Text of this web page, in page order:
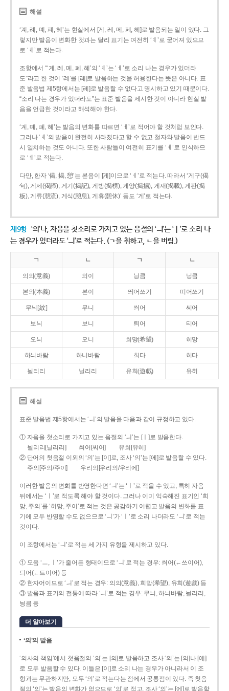
해설
‘계, 례, 몌, 폐, 혜’는 현실에서 [게, 레, 메, 페, 헤]로 발음되는 일이 있다. 그
렇지만 발음이 변화한 것과는 달리 표기는 여전히 ‘ㅖ’로 굳어져 있으므
로 ‘ㅖ’로 적는다.
조항에서 “‘계, 례, 몌, 폐, 혜’의 ‘ㅖ’는 ‘ㅔ’로 소리 나는 경우가 있더라
도”라고 한 것이 ‘례’를 [레]로 발음하는 것을 허용한다는 뜻은 아니다. 표
준 발음법 제5항에서는 [레]로 발음할 수 없다고 명시하고 있기 때문이다.
“소리 나는 경우가 있더라도”는 표준 발음을 제시한 것이 아니라 현실 발
음을 언급한 것이라고 해석해야 한다.
‘계, 몌, 폐, 혜’는 발음의 변화를 따르면 ‘ㅔ’로 적어야 할 것처럼 보인다.
그러나 ‘ㅖ’의 발음이 완전히 사라졌다고 할 수 없고 철자와 발음이 반드
시 일치하는 것도 아니다. 또한 사람들이 여전히 표기를 ‘ㅖ’로 인식하므
로 ‘ㅖ’로 적는다.
다만, 한자 ‘偈, 揭, 憩’는 본음이 [게]이므로 ‘ㅔ’로 적는다. 따라서 ‘게구(偈
句), 게제(偈諦), 게기(揭記), 게방(揭榜), 게양(揭揚), 게재(揭載), 게판(揭
板), 게류(憩流), 게식(憩息), 게휴(憩休)’ 등도 ‘게’로 적는다.
제9항 ‘의’나, 자음을 첫소리로 가지고 있는 음절의 ‘ㅢ’는 ‘ㅣ’로 소리 나
는 경우가 있더라도 ‘ㅢ’로 적는다. (ㄱ을 취하고, ㄴ을 버림.)
ㄱ ㄴ ㄱ ㄴ
의의(意義) 의이 닁큼 닝큼
본의(本義) 본이 띄어쓰기 띠어쓰기
무늬[紋] 무니 씌어 씨어
보늬 보니 틔어 티어
오늬 오니 희망(希望) 히망
하늬바람 하니바람 희다 히다
늴리리 닐리리 유희(遊戱) 유히
해설
표준 발음법 제5항에서는 ‘ㅢ’의 발음을 다음과 같이 규정하고 있다.
① 자음을 첫소리로 가지고 있는 음절의 ‘ㅢ’는 [ㅣ]로 발음한다.
늴리리[닐리리]
씌어[씨어]
유희[유히]
② 단어의 첫음절 이외의 ‘의’는 [이]로, 조사 ‘의’는 [에]로 발음할 수 있다.
주의[주의/주이]
우리의[우리의/우리에]
이러한 발음의 변화를 반영한다면 ‘ㅢ’는 ‘ㅣ’로 적을 수 있고, 특히 자음
뒤에서는 ‘ㅣ’로 적도록 해야 할 것이다. 그러나 이미 익숙해진 표기인 ‘희
망, 주의’를 ‘히망, 주이’로 적는 것은 공감하기 어렵고 발음의 변화를 표
기에 모두 반영할 수도 없으므로 ‘ㅢ’가 ‘ㅣ’로 소리 나더라도 ‘ㅢ’로 적는
것이다.
이 조항에서는 ‘ㅢ’로 적는 세 가지 유형을 제시하고 있다.
① 모음 ‘ㅡ, ㅣ’가 줄어든 형태이므로 ‘ㅢ’로 적는 경우: 씌어(←쓰이어),
틔어(←트이어) 등
② 한자어이므로 ‘ㅢ’로 적는 경우: 의의(意義), 희망(希望), 유희(遊戱) 등
③ 발음과 표기의 전통에 따라 ‘ㅢ’로 적는 경우: 무늬, 하늬바람, 늴리리,
닁큼 등
더 알아보기
‘의’의 발음
‘의사의 책임’에서 첫음절의 ‘의’는 [의]로 발음하고 조사 ‘의’는 [의]나 [에]
로 모두 발음할 수 있다. 이들은 [이]로 소리 나는 경우가 아니라서 이 조
항과는 무관하지만, 모두 ‘의’로 적는다는 점에서 공통점이 있다. 즉 첫음
절의 ‘의’는 발음의 변화가 없으므로 ‘의’로 적고, 조사 ‘의’는 [에]로 발음할